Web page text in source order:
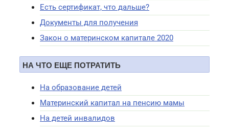
Есть сертификат, что дальше?
Документы для получения
Закон о материнском капитале 2020
НА ЧТО ЕЩЕ ПОТРАТИТЬ
На образование детей
Материнский капитал на пенсию мамы
На детей инвалидов